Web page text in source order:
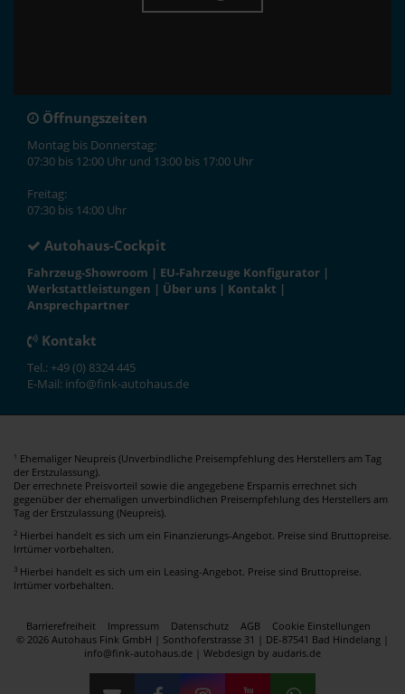
Öffnungszeiten
Montag bis Donnerstag:
07:30 bis 12:00 Uhr und 13:00 bis 17:00 Uhr
Freitag:
07:30 bis 14:00 Uhr
Autohaus-Cockpit
Fahrzeug-Showroom | EU-Fahrzeuge Konfigurator |
Werkstattleistungen | Über uns | Kontakt |
Ansprechpartner
Kontakt
Tel.: +49 (0) 8324 445
E-Mail: info@fink-autohaus.de
1 Ehemaliger Neupreis (Unverbindliche Preisempfehlung des Herstellers am Tag
der Erstzulassung).
Der errechnete Preisvorteil sowie die angegebene Ersparnis errechnet sich
gegenüber der ehemaligen unverbindlichen Preisempfehlung des Herstellers am
Tag der Erstzulassung (Neupreis).
2 Hierbei handelt es sich um ein Finanzierungs-Angebot. Preise sind Bruttopreise.
Irrtümer vorbehalten.
3 Hierbei handelt es sich um ein Leasing-Angebot. Preise sind Bruttopreise.
Irrtümer vorbehalten.
Barrierefreiheit Impressum Datenschutz AGB
Cookie Einstellungen
© 2026 Autohaus Fink GmbH | Sonthoferstrasse 31 | DE-87541 Bad Hindelang |
info@fink-autohaus.de | Webdesign by audaris.de